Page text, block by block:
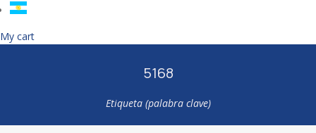
My cart
5168
Etiqueta (palabra clave)